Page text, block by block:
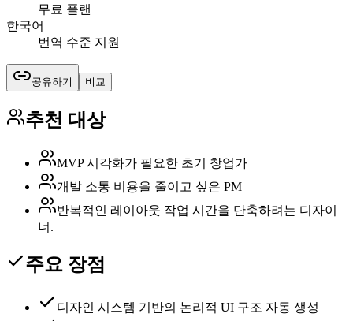
무료 플랜
한국어
번역 수준 지원
공유하기 비교
추천 대상
MVP 시각화가 필요한 초기 창업가
개발 소통 비용을 줄이고 싶은 PM
반복적인 레이아웃 작업 시간을 단축하려는 디자이
너.
주요 장점
디자인 시스템 기반의 논리적 UI 구조 자동 생성